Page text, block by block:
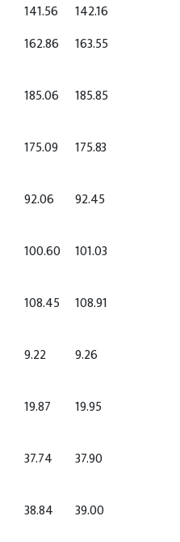
141.56
142.16
162.86 163.55
185.06 185.85
175.09 175.83
92.06 92.45
100.60 101.03
108.45 108.91
9.22 9.26
19.87 19.95
37.74 37.90
38.84 39.00